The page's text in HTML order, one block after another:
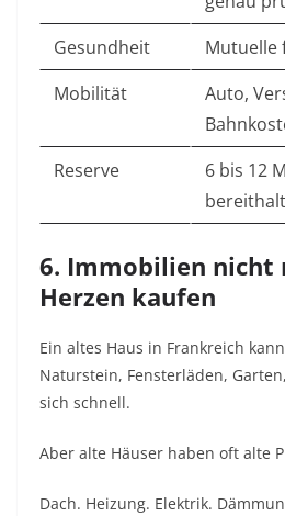
Gesundheit
Mutuelle
Mobilität
Auto,
Reserve
6 bis 12
6. Immobilien nicht
Herzen kaufen
Ein altes Haus in Frankreich
Naturstein, Fensterläden,
sich schnell.
Aber alte Häuser haben oft alte
Dach. Heizung. Elektrik.